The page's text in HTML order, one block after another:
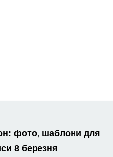
фото, шаблони для
8 березня